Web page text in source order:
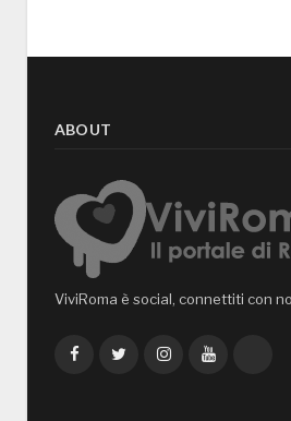
ABOUT
ViviRoma è social, connettiti con
FacebookTwitterInstagramYouTube